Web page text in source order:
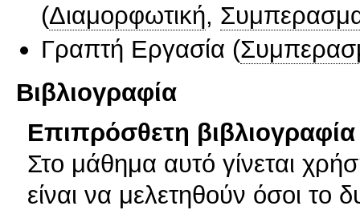
(Διαμορφωτική,
Γραπτή Εργασία (
Βιβλιογραφία
Επιπρόσθετη βιβλιογραφία
Στο μάθημα αυτό γίνεται
είναι να μελετηθούν όσοι το